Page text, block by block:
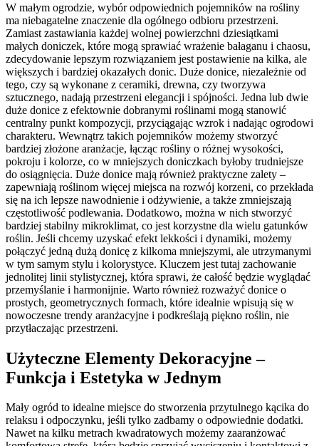
W małym ogrodzie, wybór odpowiednich pojemników na rośliny
ma niebagatelne znaczenie dla ogólnego odbioru przestrzeni.
Zamiast zastawiania każdej wolnej powierzchni dziesiątkami
małych doniczek, które mogą sprawiać wrażenie bałaganu i chaosu,
zdecydowanie lepszym rozwiązaniem jest postawienie na kilka, ale
większych i bardziej okazałych donic. Duże donice, niezależnie od
tego, czy są wykonane z ceramiki, drewna, czy tworzywa
sztucznego, nadają przestrzeni elegancji i spójności. Jedna lub dwie
duże donice z efektownie dobranymi roślinami mogą stanowić
centralny punkt kompozycji, przyciągając wzrok i nadając ogrodowi
charakteru. Wewnątrz takich pojemników możemy stworzyć
bardziej złożone aranżacje, łącząc rośliny o różnej wysokości,
pokroju i kolorze, co w mniejszych doniczkach byłoby trudniejsze
do osiągnięcia. Duże donice mają również praktyczne zalety –
zapewniają roślinom więcej miejsca na rozwój korzeni, co przekłada
się na ich lepsze nawodnienie i odżywienie, a także zmniejszają
częstotliwość podlewania. Dodatkowo, można w nich stworzyć
bardziej stabilny mikroklimat, co jest korzystne dla wielu gatunków
roślin. Jeśli chcemy uzyskać efekt lekkości i dynamiki, możemy
połączyć jedną dużą donicę z kilkoma mniejszymi, ale utrzymanymi
w tym samym stylu i kolorystyce. Kluczem jest tutaj zachowanie
jednolitej linii stylistycznej, która sprawi, że całość będzie wyglądać
przemyślanie i harmonijnie. Warto również rozważyć donice o
prostych, geometrycznych formach, które idealnie wpisują się w
nowoczesne trendy aranżacyjne i podkreślają piękno roślin, nie
przytłaczając przestrzeni.
Użyteczne Elementy Dekoracyjne –
Funkcja i Estetyka w Jednym
Mały ogród to idealne miejsce do stworzenia przytulnego kącika do
relaksu i odpoczynku, jeśli tylko zadbamy o odpowiednie dodatki.
Nawet na kilku metrach kwadratowych możemy zaaranżować